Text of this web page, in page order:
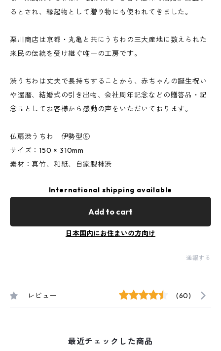
るとされ、縁起物として贈り物にも使われてきました。
栗川商店は京都・丸亀と共にうちわの三大産地に数えられた
来民の伝統を受け継ぐ唯一の工房です。
渋うちわは丈夫で長持ちすることから、赤ちゃんの誕生祝い
や還暦、結婚式の引き出物、会社周年記念などの贈答品・記
念品としてお客様から感動の声をいただいております。
仏扇渋うちわ 伊勢型⑤
サイズ：150 × 310mm
素材：真竹、和紙、自家製柿渋
International shipping available
Add to cart
日本国内にお住まいの方向け
通報する
レビュー (60)
最近チェックした商品